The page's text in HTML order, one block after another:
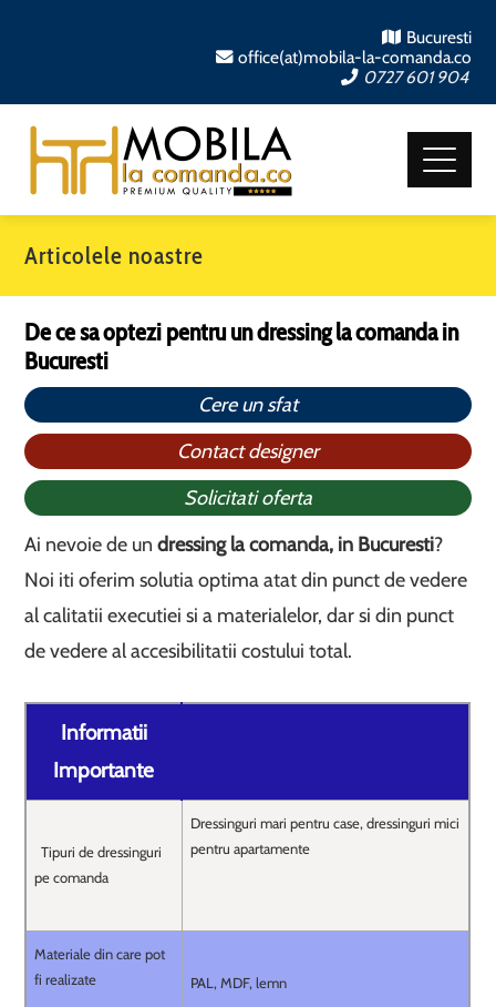
Bucuresti
office(at)mobila-la-comanda.co
0727 601 904
Articolele noastre
De ce sa optezi pentru un dressing la comanda in
Bucuresti
Cere un sfat
Contact designer
Solicitati oferta
Ai nevoie de undressing la comanda, in Bucuresti?
Noi iti oferim solutia optima atat din punct de vedere
al calitatii executiei si a materialelor, dar si din punct
de vedere al accesibilitatii costului total.
Informatii
Importante
Tipuri de dressinguri
pe comanda
Dressinguri mari pentru case, dressinguri mici
pentru apartamente
Materiale din care pot
fi realizate
PAL, MDF, lemn